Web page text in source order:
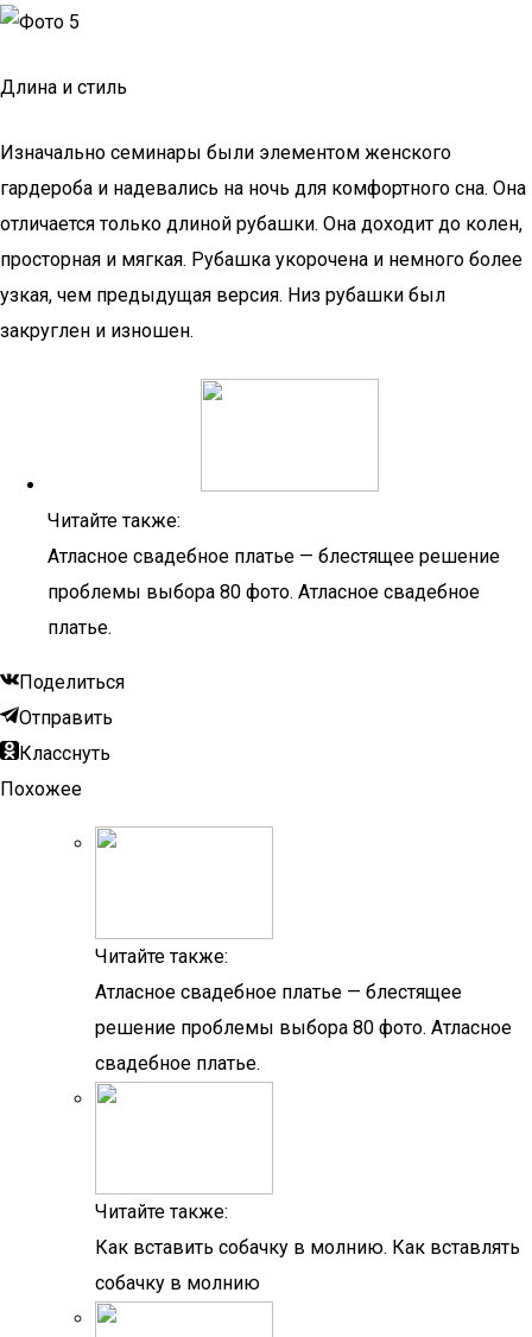
Длина и стиль
Изначально семинары были элементом женского
гардероба и надевались на ночь для комфортного сна. Она
отличается только длиной рубашки. Она доходит до колен,
просторная и мягкая. Рубашка укорочена и немного более
узкая, чем предыдущая версия. Низ рубашки был
закруглен и изношен.
Читайте также:
Атласное свадебное платье — блестящее решение
проблемы выбора 80 фото. Атласное свадебное
платье.
Поделиться
Отправить
Класснуть
Похожее
Читайте также:
Атласное свадебное платье — блестящее
решение проблемы выбора 80 фото. Атласное
свадебное платье.
Читайте также:
Как вставить собачку в молнию. Как вставлять
собачку в молнию